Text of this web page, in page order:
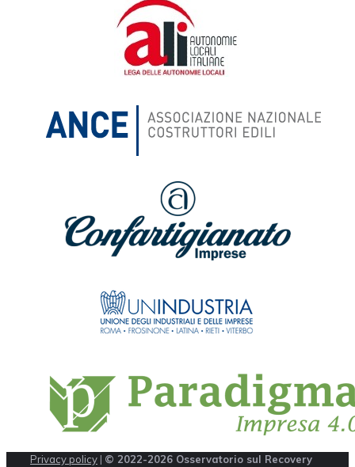
Privacy policy | © 2022-2026 Osservatorio sul Recovery